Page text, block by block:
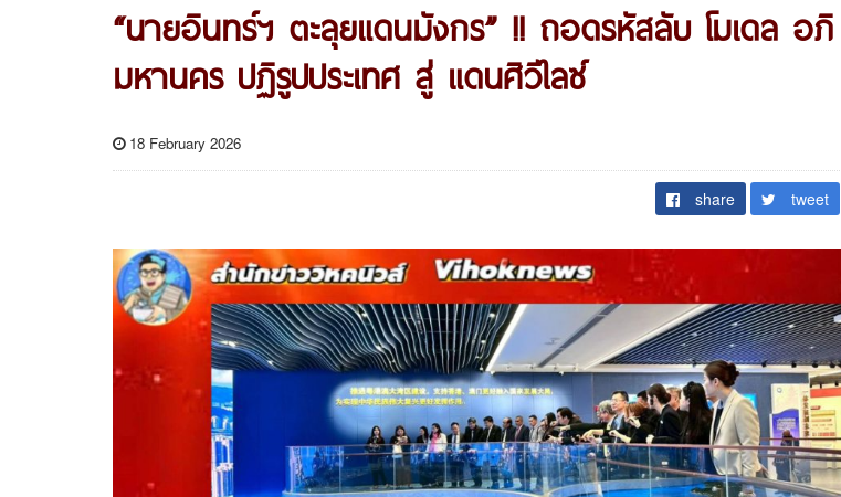
“นายอินทร์ฯ ตะลุยแดนมังกร” !! ถอดรหัสลับ โมเดล อภิ
มหานคร ปฏิรูปประเทศ สู่ แดนศิวิไลซ์
18 February 2026
share tweet